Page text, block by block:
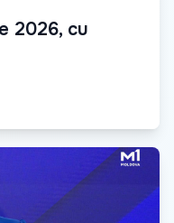
2026, cu